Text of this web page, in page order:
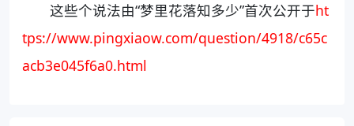
这些个说法由“梦里花落知多少”首次公开于ht
tps://www.pingxiaow.com/question/4918/c65c
acb3e045f6a0.html